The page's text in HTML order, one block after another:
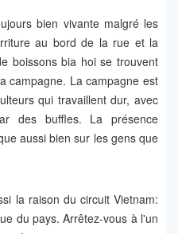
bien vivante malgré les
au bord de la rue et la
boissons bia hoi se trouvent
campagne. La campagne est
qui travaillent dur, avec
des buffles. La présence
aussi bien sur les gens que
la raison du circuit Vietnam:
du pays. Arrêtez-vous à l'un